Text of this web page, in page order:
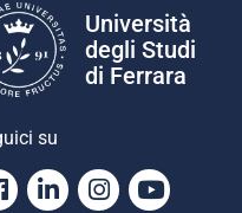
Università
degli Studi
di Ferrara
su
Facebook
LinkedinInstagram
Youtube